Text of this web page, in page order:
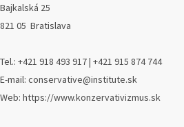
Bajkalská 25
821 05 Bratislava
Tel.: +421 918 493 917 | +421 915 874 744
E-mail: conservative@institute.sk
Web: https://www.konzervativizmus.sk